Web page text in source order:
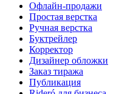
Офлайн-продажи
Простая верстка
Ручная верстка
Буктрейлер
Корректор
Дизайнер обложки
Заказ тиража
Публикация